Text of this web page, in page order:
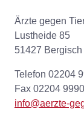
Ärzte gegen
Lustheide 85
51427
Telefon 02204
Fax 02204
info@aerzte-